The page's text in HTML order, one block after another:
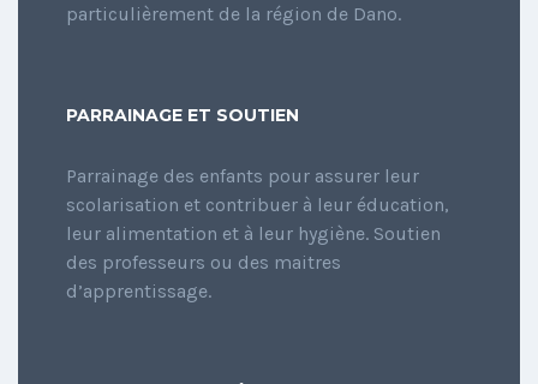
particulièrement de la région de Dano.
PARRAINAGE ET SOUTIEN
Parrainage des enfants pour assurer leur
scolarisation et contribuer à leur éducation,
leur alimentation et à leur hygiène. Soutien
des professeurs ou des maitres
d’apprentissage.